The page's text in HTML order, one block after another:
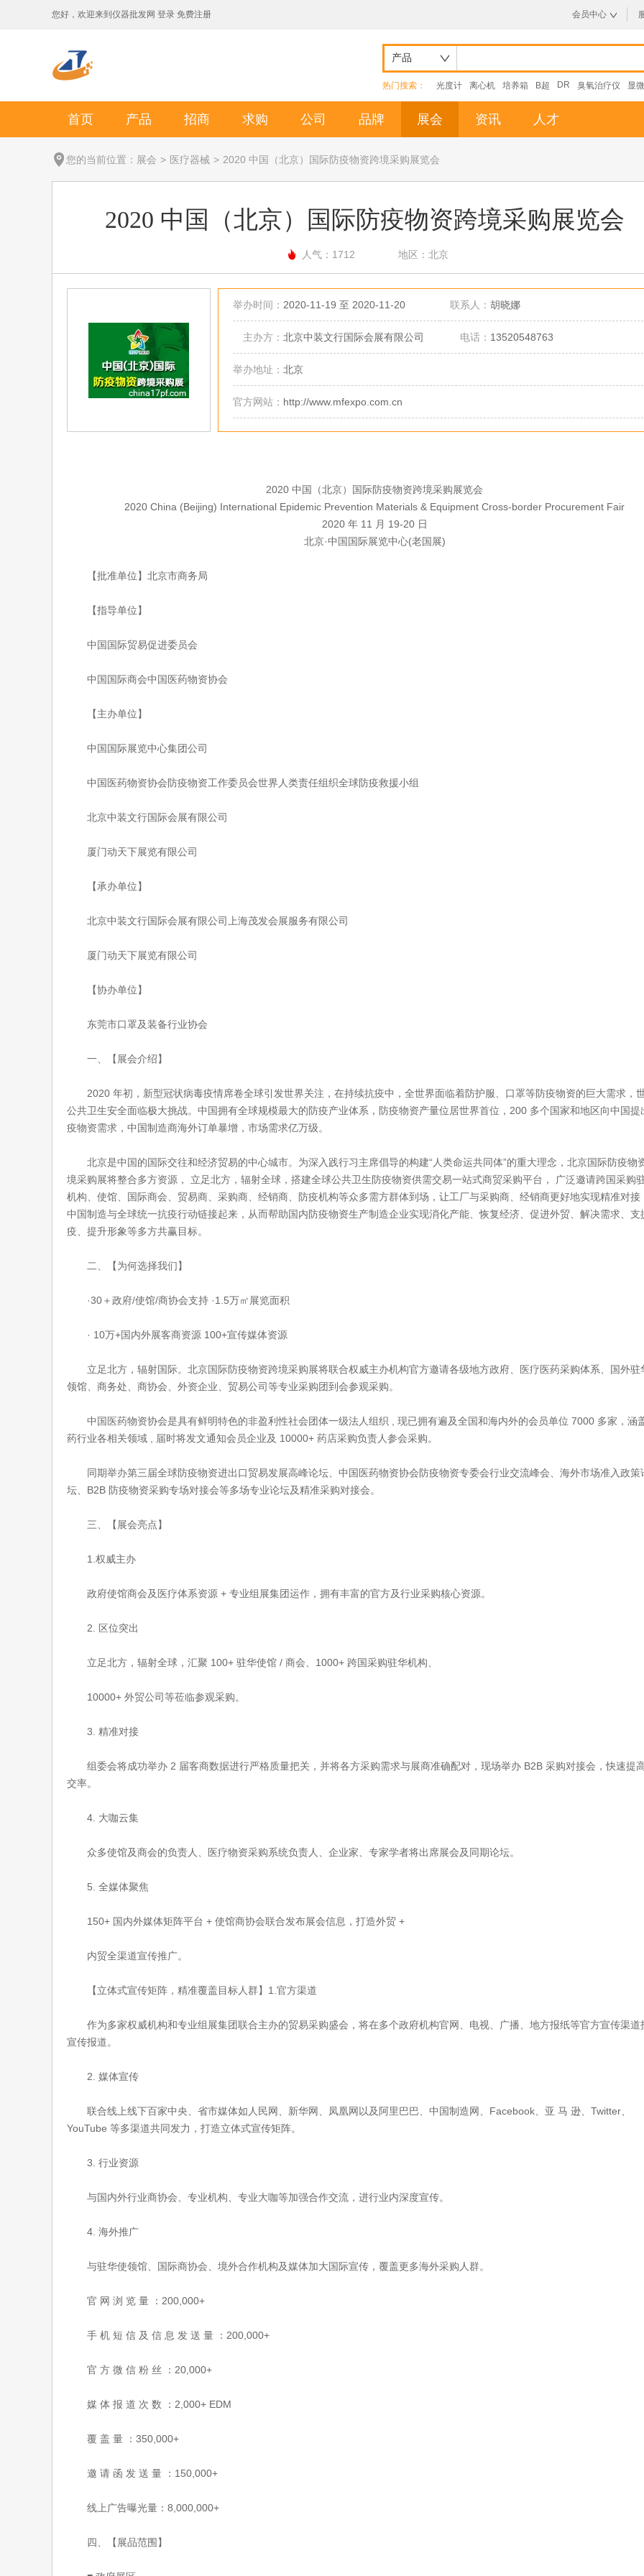
您好，欢迎来到 仪器批发网 登录 免费注册 会员中心
产品
热门搜索： 光度计 离心机 培养箱 B超 DR 臭氧治疗仪 显
首页 产品 招商 求购 公司 品牌 展会 资讯 人才
您的当前位置： 展会 > 医疗器械 > 2020 中国（北京）国际防疫物资跨境采购展览会
2020 中国（北京）国际防疫物资跨境采购展览会
人气：1712 地区：北京
举办时间： 2020-11-19 至 2020-11-20 联系人： 胡晓娜
主办方： 北京中装文行国际会展有限公司 电话： 13520548763
举办地址： 北京
官方网站： http://www.mfexpo.com.cn
2020 中国（北京）国际防疫物资跨境采购展览会
2020 China (Beijing) International Epidemic Prevention Materials & Equipment Cross-border Procurement Fair
2020 年 11 月 19-20 日
北京·中国国际展览中心(老国展)
【批准单位】北京市商务局
【指导单位】
中国国际贸易促进委员会
中国国际商会中国医药物资协会
【主办单位】
中国国际展览中心集团公司
中国医药物资协会防疫物资工作委员会世界人类责任组织全球防疫救援小组
北京中装文行国际会展有限公司
厦门动天下展览有限公司
【承办单位】
北京中装文行国际会展有限公司上海茂发会展服务有限公司
厦门动天下展览有限公司
【协办单位】
东莞市口罩及装备行业协会
一、【展会介绍】
2020 年初，新型冠状病毒疫情席卷全球引发世界关注，在持续抗疫中，全世界面临着防护服、口罩等防疫物资的巨大需求，
公共卫生安全面临极大挑战。中国拥有全球规模最大的防疫产业体系，防疫物资产量位居世界首位，200 多个国家和地区向中国提
疫物资需求，中国制造商海外订单暴增，市场需求亿万级。
北京是中国的国际交往和经济贸易的中心城市。为深入践行习主席倡导的构建“人类命运共同体”的重大理念，北京国际防疫物
境采购展将整合多方资源， 立足北方，辐射全球，搭建全球公共卫生防疫物资供需交易一站式商贸采购平台， 广泛邀请跨国采购
机构、使馆、国际商会、贸易商、采购商、经销商、防疫机构等众多需方群体到场，让工厂与采购商、经销商更好地实现精准对接
中国制造与全球统一抗疫行动链接起来，从而帮助国内防疫物资生产制造企业实现消化产能、恢复经济、促进外贸、解决需求、支
疫、提升形象等多方共赢目标。
二、【为何选择我们】
·30＋政府/使馆/商协会支持 ·1.5万㎡展览面积
· 10万+国内外展客商资源 100+宣传媒体资源
立足北方，辐射国际。北京国际防疫物资跨境采购展将联合权威主办机构官方邀请各级地方政府、医疗医药采购体系、国外驻
领馆、商务处、商协会、外资企业、贸易公司等专业采购团到会参观采购。
中国医药物资协会是具有鲜明特色的非盈利性社会团体一级法人组织 , 现已拥有遍及全国和海内外的会员单位 7000 多家，涵
药行业各相关领域 , 届时将发文通知会员企业及 10000+ 药店采购负责人参会采购。
同期举办第三届全球防疫物资进出口贸易发展高峰论坛、中国医药物资协会防疫物资专委会行业交流峰会、海外市场准入政策
坛、B2B 防疫物资采购专场对接会等多场专业论坛及精准采购对接会。
三、【展会亮点】
1.权威主办
政府使馆商会及医疗体系资源 + 专业组展集团运作，拥有丰富的官方及行业采购核心资源。
2. 区位突出
立足北方，辐射全球，汇聚 100+ 驻华使馆 / 商会、1000+ 跨国采购驻华机构、
10000+ 外贸公司等莅临参观采购。
3. 精准对接
组委会将成功举办 2 届客商数据进行严格质量把关，并将各方采购需求与展商准确配对，现场举办 B2B 采购对接会，快速提
交率。
4. 大咖云集
众多使馆及商会的负责人、医疗物资采购系统负责人、企业家、专家学者将出席展会及同期论坛。
5. 全媒体聚焦
150+ 国内外媒体矩阵平台 + 使馆商协会联合发布展会信息，打造外贸 +
内贸全渠道宣传推广。
【立体式宣传矩阵，精准覆盖目标人群】1.官方渠道
作为多家权威机构和专业组展集团联合主办的贸易采购盛会，将在多个政府机构官网、电视、广播、地方报纸等官方宣传渠道
宣传报道。
2. 媒体宣传
联合线上线下百家中央、省市媒体如人民网、新华网、凤凰网以及阿里巴巴、中国制造网、Facebook、亚 马 逊、Twitter、
YouTube 等多渠道共同发力，打造立体式宣传矩阵。
3. 行业资源
与国内外行业商协会、专业机构、专业大咖等加强合作交流，进行业内深度宣传。
4. 海外推广
与驻华使领馆、国际商协会、境外合作机构及媒体加大国际宣传，覆盖更多海外采购人群。
官 网 浏 览 量 ：200,000+
手 机 短 信 及 信 息 发 送 量 ：200,000+
官 方 微 信 粉 丝 ：20,000+
媒 体 报 道 次 数 ：2,000+ EDM
覆 盖 量 ：350,000+
邀 请 函 发 送 量 ：150,000+
线上广告曝光量：8,000,000+
四、【展品范围】